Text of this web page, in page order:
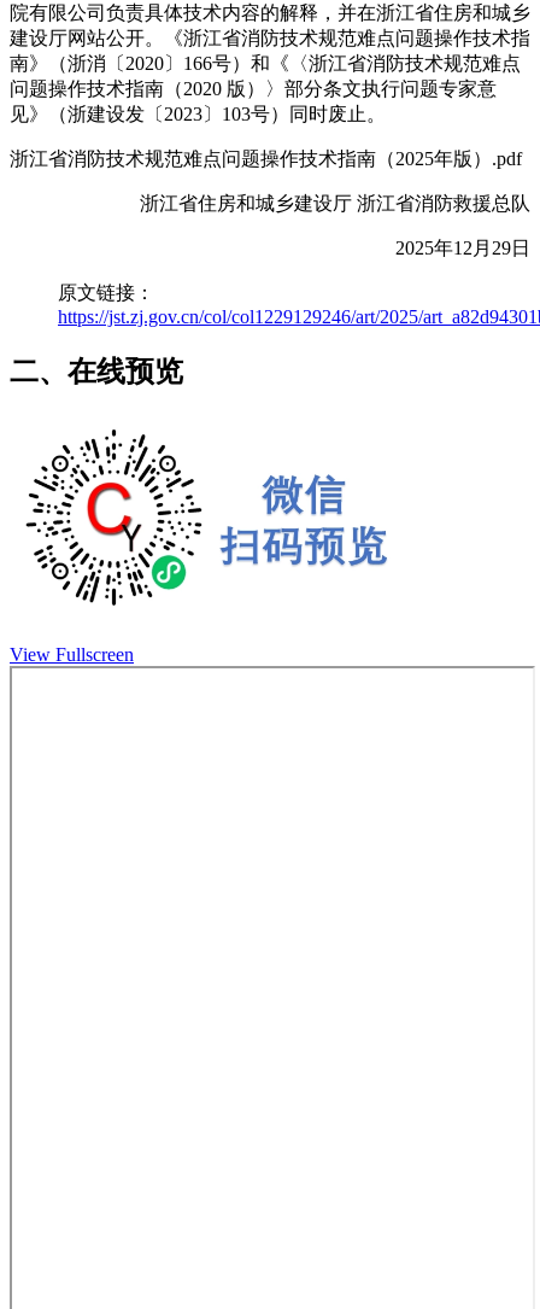
院有限公司负责具体技术内容的解释，并在浙江省住房和城乡
建设厅网站公开。《浙江省消防技术规范难点问题操作技术指
南》（浙消〔2020〕166号）和《〈浙江省消防技术规范难点
问题操作技术指南（2020 版）〉部分条文执行问题专家意
见》（浙建设发〔2023〕103号）同时废止。
浙江省消防技术规范难点问题操作技术指南（2025年版）.pdf
浙江省住房和城乡建设厅 浙江省消防救援总队
2025年12月29日
原文链接：
https://jst.zj.gov.cn/col/col1229129246/art/2025/
二、在线预览
View Fullscreen